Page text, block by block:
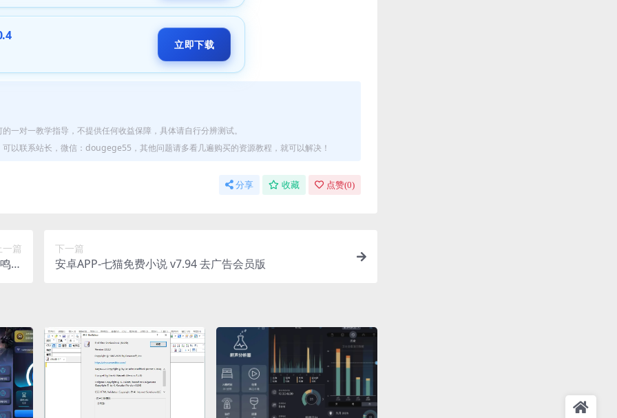
立即下载
一对一教学指导，不提供任何收益保障，具体请自行分辨测试。
以联系站长，微信：dougege55，其他问题请多看几遍购买的资源教程，就可以解决！
分享 收藏 点赞(0)
一篇
与
下一篇
安卓APP-七猫免费小说 v7.94 去广告会员版